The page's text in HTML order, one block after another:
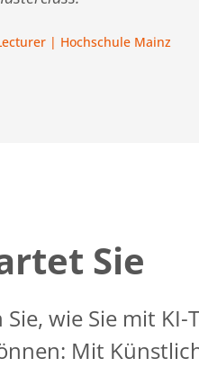
| Hochschule Mainz
Sie
wie Sie mit KI-
Mit